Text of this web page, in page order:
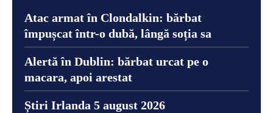
Atac armat în Clondalkin: bărbat
împușcat într-o dubă, lângă soția sa
Alertă în Dublin: bărbat urcat pe o
macara, apoi arestat
Știri Irlanda 5 august 2026